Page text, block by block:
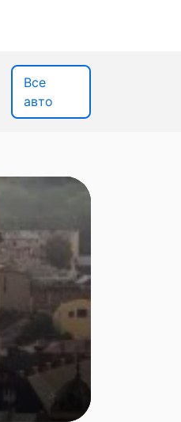
Все
авто